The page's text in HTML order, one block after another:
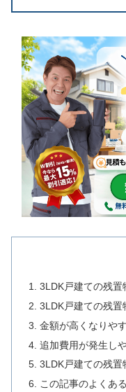
3LDK戸建ての残置
3LDK戸建ての残置
金額が高くなりや
追加費用が発生し
3LDK戸建ての残
この記事のよくあ